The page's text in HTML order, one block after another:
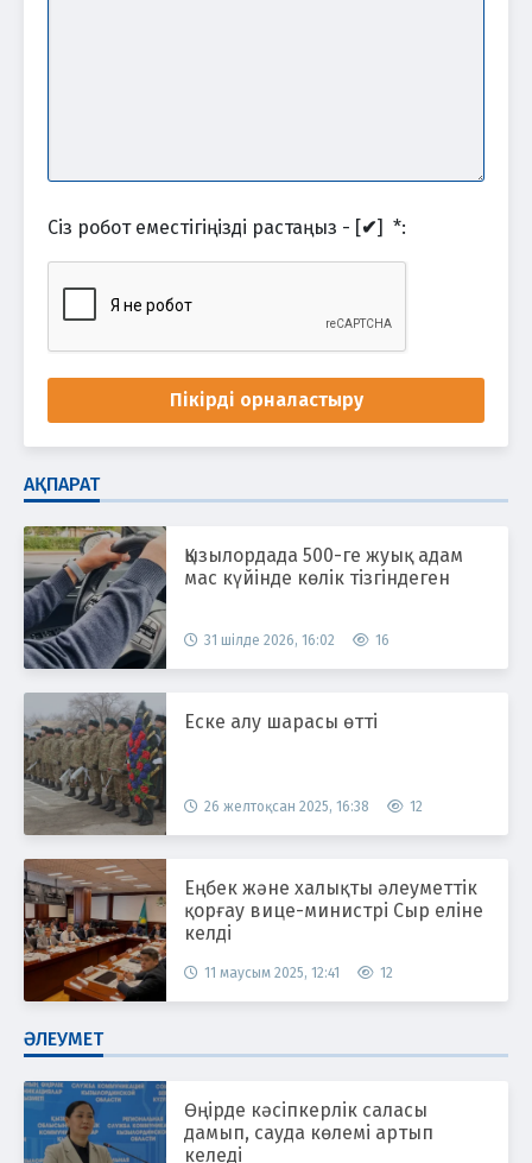
Сіз робот еместігіңізді растаңыз - [✔] *:
Пікірді орналастыру
АҚПАРАТ
Қызылордада 500-ге жуық адам
мас күйінде көлік тізгіндеген
31 шілде 2026, 16:02 16
Еске алу шарасы өтті
26 желтоқсан 2025, 16:38 12
Еңбек және халықты әлеуметтік
қорғау вице-министрі Сыр еліне
келді
11 маусым 2025, 12:41 12
ӘЛЕУМЕТ
Өңірде кәсіпкерлік саласы
дамып, сауда көлемі артып
келеді